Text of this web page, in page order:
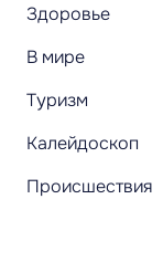
Здоровье
В мире
Туризм
Калейдоскоп
Происшествия